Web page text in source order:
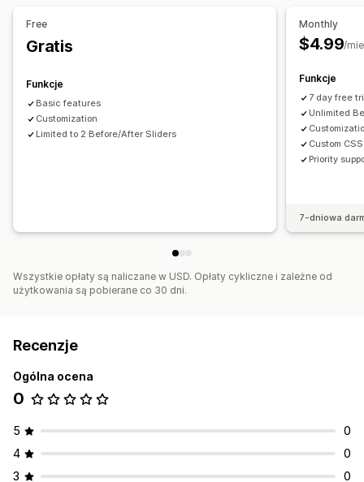
Free
Gratis
Funkcje
Basic features
Customization
Limited to 2 Before/After Sliders
Monthly
$4.99/
Funkcje
7 day free
Unlimited
Custom CSS
Priority
7-dniowa
Wszystkie opłaty są naliczane w USD. Opłaty cykliczne i zależne od
użytkowania są pobierane co 30 dni.
Recenzje
Ogólna ocena
0
5
0
4
0
3
0